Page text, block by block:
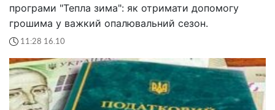
програми "Тепла зима": як отримати допомогу
грошима у важкий опалювальний сезон.
11:28 16.10